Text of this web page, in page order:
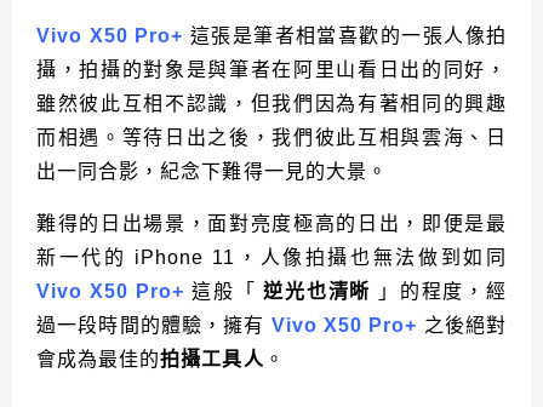
Vivo X50 Pro+ 這張是筆者相當喜歡的一張人像拍
攝，拍攝的對象是與筆者在阿里山看日出的同好，
雖然彼此互相不認識，但我們因為有著相同的興趣
而相遇。等待日出之後，我們彼此互相與雲海、日
出一同合影，紀念下難得一見的大景。
難得的日出場景，面對亮度極高的日出，即便是最
新一代的 iPhone 11，人像拍攝也無法做到如同
Vivo X50 Pro+ 這般「逆光也清晰
」的程度，經
過一段時間的體驗，擁有 Vivo X50 Pro+ 之後絕對
會成為最佳的拍攝工具人 。